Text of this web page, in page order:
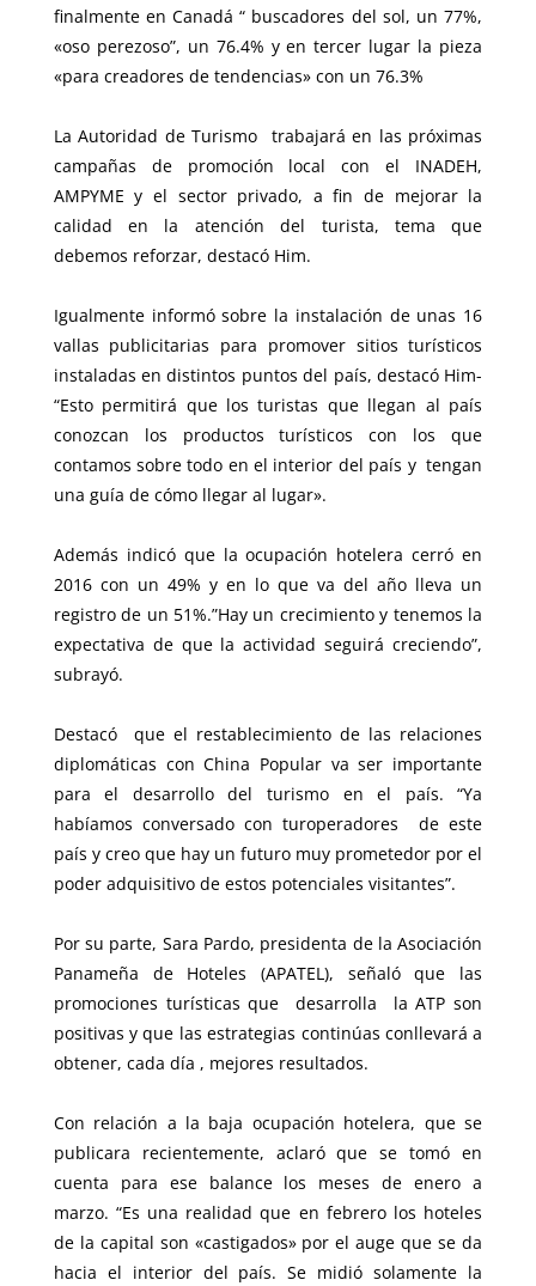
finalmente en Canadá “ buscadores del sol, un 77%,
«oso perezoso”, un 76.4% y en tercer lugar la pieza
«para creadores de tendencias» con un 76.3%
La Autoridad de Turismo trabajará en las próximas
campañas de promoción local con el INADEH,
AMPYME y el sector privado, a fin de mejorar la
calidad en la atención del turista, tema que
debemos reforzar, destacó Him.
Igualmente informó sobre la instalación de unas 16
vallas publicitarias para promover sitios turísticos
instaladas en distintos puntos del país, destacó Him-
“Esto permitirá que los turistas que llegan al país
conozcan los productos turísticos con los que
contamos sobre todo en el interior del país y tengan
una guía de cómo llegar al lugar».
Además indicó que la ocupación hotelera cerró en
2016 con un 49% y en lo que va del año lleva un
registro de un 51%.”Hay un crecimiento y tenemos la
expectativa de que la actividad seguirá creciendo”,
subrayó.
Destacó que el restablecimiento de las relaciones
diplomáticas con China Popular va ser importante
para el desarrollo del turismo en el país. “Ya
habíamos conversado con turoperadores de este
país y creo que hay un futuro muy prometedor por el
poder adquisitivo de estos potenciales visitantes”.
Por su parte, Sara Pardo, presidenta de la Asociación
Panameña de Hoteles (APATEL), señaló que las
promociones turísticas que desarrolla la ATP son
positivas y que las estrategias continúas conllevará a
obtener, cada día , mejores resultados.
Con relación a la baja ocupación hotelera, que se
publicara recientemente, aclaró que se tomó en
cuenta para ese balance los meses de enero a
marzo. “Es una realidad que en febrero los hoteles
de la capital son «castigados» por el auge que se da
hacia el interior del país. Se midió solamente la